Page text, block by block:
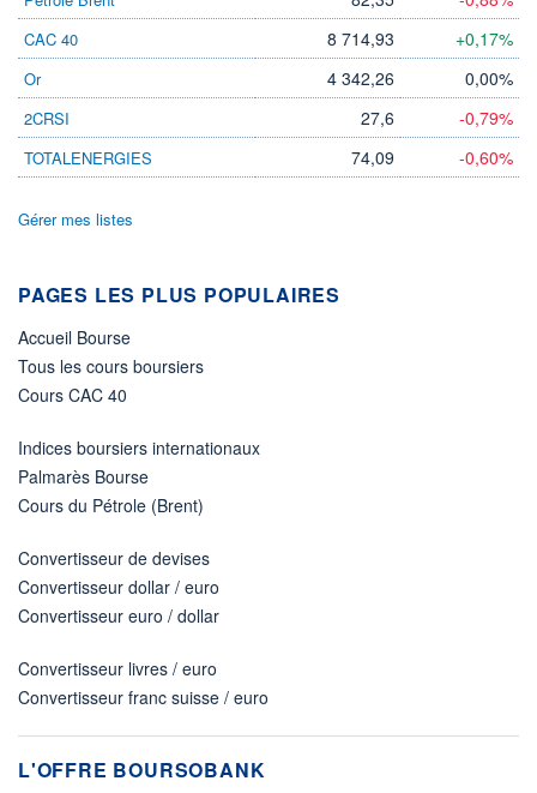
0,00 EUR -
PROCHAIN
-
Non éligible
Boursobank
CAC 40 8 714,93 +0,17%
Or 4 342,26 0,00%
2CRSI 27,6 -0,79%
TOTALENERGIES 74,09 -0,60%
Gérer mes listes
PAGES LES PLUS POPULAIRES
Accueil Bourse
Tous les cours boursiers
Cours CAC 40
Indices boursiers internationaux
Palmarès Bourse
Cours du Pétrole (Brent)
Convertisseur de devises
Convertisseur dollar / euro
Convertisseur euro / dollar
Convertisseur livres / euro
Convertisseur franc suisse / euro
L'OFFRE BOURSOBANK